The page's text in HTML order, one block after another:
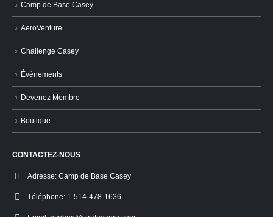
Camp de Base Casey
AeroVenture
Challenge Casey
Événements
Devenez Membre
Boutique
CONTACTEZ-NOUS
Adresse: Camp de Base Casey
Téléphone: 1-514-478-1636